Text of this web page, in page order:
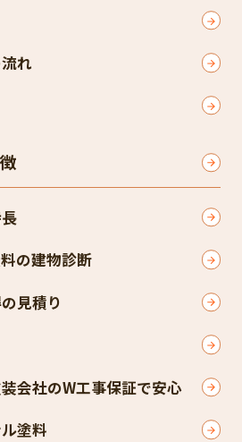
れ
の建物診断
見積り
会社のW工事保証で安心
塗料